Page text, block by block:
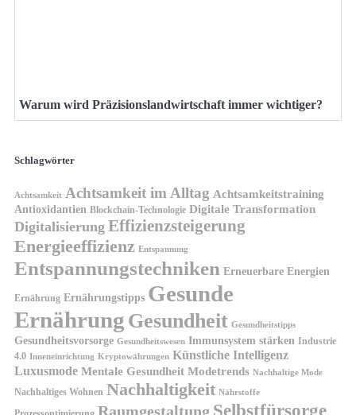
Warum wird Präzisionslandwirtschaft immer wichtiger?
Schlagwörter
Achtsamkeit Achtsamkeit im Alltag Achtsamkeitstraining
Antioxidantien Blockchain-Technologie Digitale Transformation
Digitalisierung Effizienzsteigerung
Energieeffizienz Entspannung
Entspannungstechniken Erneuerbare Energien
Ernährung Ernährungstipps Gesunde
Ernährung Gesundheit Gesundheitstipps
Gesundheitsvorsorge Gesundheitswesen Immunsystem stärken Industrie
4.0 Inneneinrichtung Kryptowährungen Künstliche Intelligenz
Luxusmode Mentale Gesundheit Modetrends Nachhaltige Mode
Nachhaltiges Wohnen Nachhaltigkeit Nährstoffe
Raumgestaltung Selbstfürsorge